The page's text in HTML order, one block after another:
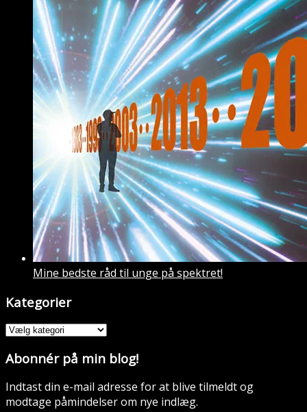
Mine bedste råd til unge på spektret!
Kategorier
Kategorier
Abonnér på min blog!
Indtast din e-mail adresse for at blive tilmeldt og
modtage påmindelser om nye indlæg.